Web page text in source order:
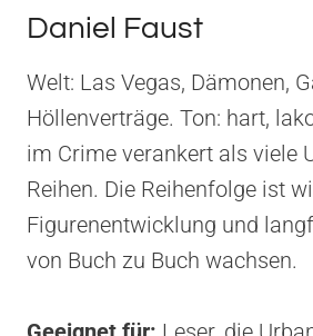
Daniel Faust
Welt: Las Vegas, Dämonen,
Höllenverträge. Ton: hart,
im Crime verankert als viele
Reihen. Die Reihenfolge ist
Figurenentwicklung und
von Buch zu Buch wachsen.